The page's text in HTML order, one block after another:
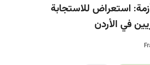
استعراض للاستجابة
في الأردن